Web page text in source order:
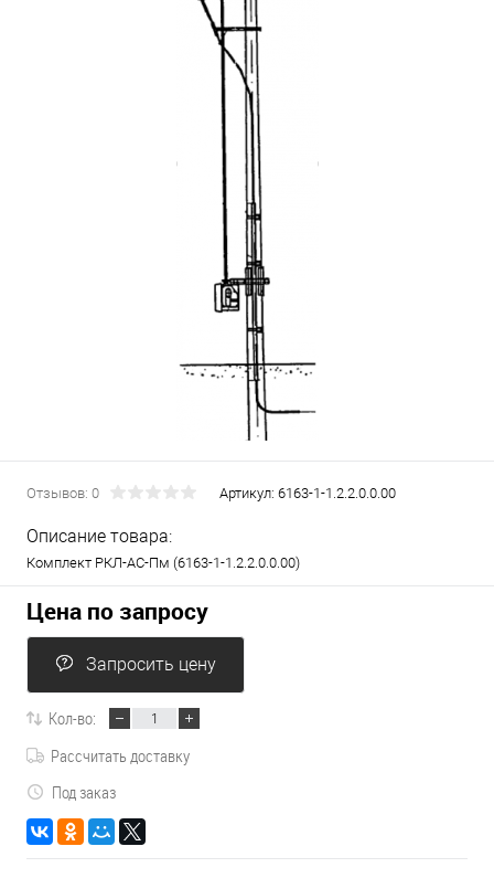
Отзывов: 0 Артикул: 6163-1-1.2.2.0.0.00
Описание товара:
Комплект РКЛ-АС-Пм (6163-1-1.2.2.0.0.00)
Цена по запросу
Запросить цену
Кол-во:
Рассчитать доставку
Под заказ